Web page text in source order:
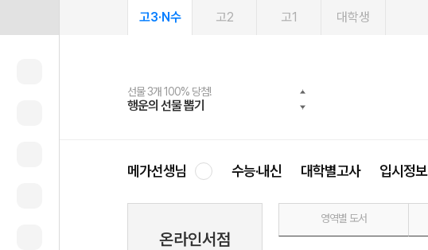
고3·N수 고2 고1 대학생
선물 3개 100% 당첨!
행운의 선물 뽑기
선물 100% 증정!
메가스터디 X 올리브
여름방학 스터디 캐시백
메가런 썸머스쿨
2027 러셀 단과
강사 공개선발
스마트러닝앱
설문 EVENT
메가패스
3일 무료 체험권
메가패스 수강생 무료혜택!
메가클럽 멤버십
사회공헌 캠페인
희망이룸 메가나눔
메가선생님 수능·내신 대학별고사 입시정보
온라인서점
영역별 도서